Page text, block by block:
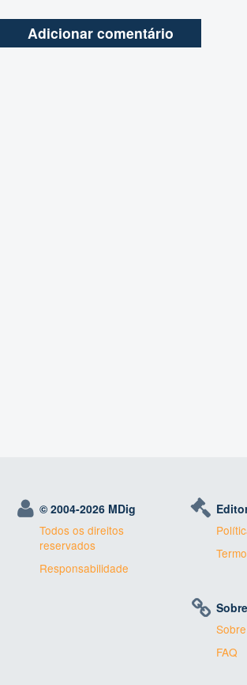
© 2004-2026 MDig
Todos os direitos
reservados
Responsabilidade
FAQ